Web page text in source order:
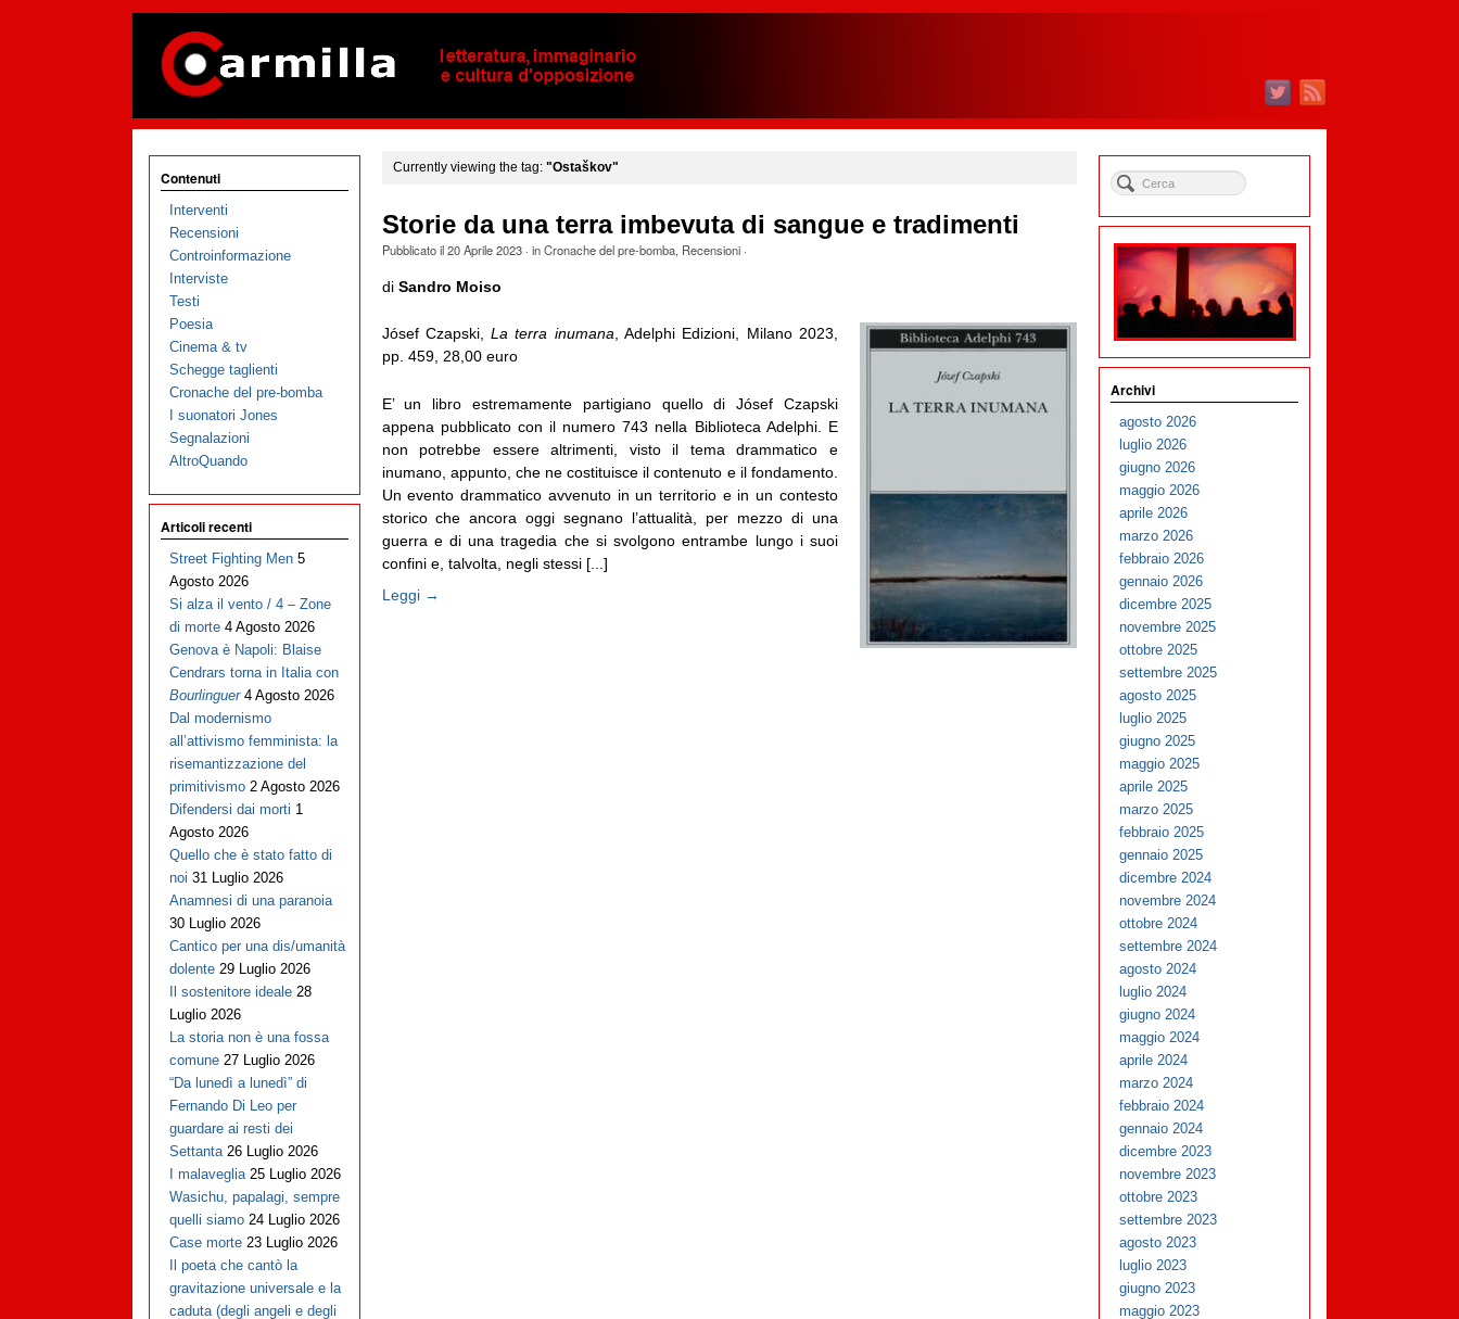
Currently viewing the tag: "Ostaškov"
Storie da una terra imbevuta di sangue e tradimenti
Pubblicato il20 Aprile 2023· inCronache del pre-bomba, Recensioni·
di Sandro Moiso
Jósef Czapski,La terra inumana , Adelphi Edizioni, Milano 2023,
pp. 459, 28,00 euro
E’ un libro estremamente partigiano quello di Jósef Czapski
appena pubblicato con il numero 743 nella Biblioteca Adelphi. E
non potrebbe essere altrimenti, visto il tema drammatico e
inumano, appunto, che ne costituisce il contenuto e il fondamento.
Un evento drammatico avvenuto in un territorio e in un contesto
storico che ancora oggi segnano l’attualità, per mezzo di una
guerra e di una tragedia che si svolgono entrambe lungo i suoi
confini e, talvolta, negli stessi [...]
Leggi →
Contenuti
Interventi
Recensioni
Controinformazione
Interviste
Testi
Poesia
Cinema & tv
Schegge taglienti
Cronache del pre-bomba
I suonatori Jones
Segnalazioni
AltroQuando
Articoli recenti
Street Fighting Men 5
Agosto 2026
Si alza il vento / 4 – Zone
di morte 4 Agosto 2026
Genova è Napoli: Blaise
Cendrars torna in Italia con
Bourlinguer 4 Agosto 2026
Dal modernismo
all’attivismo femminista: la
risemantizzazione del
primitivismo 2 Agosto 2026
Difendersi dai morti 1
Agosto 2026
Quello che è stato fatto di
noi 31 Luglio 2026
Anamnesi di una paranoia
30 Luglio 2026
Cantico per una dis/umanità
dolente 29 Luglio 2026
Il sostenitore ideale 28
Luglio 2026
La storia non è una fossa
comune 27 Luglio 2026
“Da lunedì a lunedì” di
Fernando Di Leo per
guardare ai resti dei
Settanta 26 Luglio 2026
I malaveglia 25 Luglio 2026
Wasichu, papalagi, sempre
quelli siamo 24 Luglio 2026
Case morte 23 Luglio 2026
Il poeta che cantò la
gravitazione universale e la
caduta (degli angeli e degli
Archivi
agosto 2026
luglio 2026
giugno 2026
maggio 2026
aprile 2026
marzo 2026
febbraio 2026
gennaio 2026
dicembre 2025
novembre 2025
ottobre 2025
settembre 2025
agosto 2025
luglio 2025
giugno 2025
maggio 2025
aprile 2025
marzo 2025
febbraio 2025
gennaio 2025
dicembre 2024
novembre 2024
ottobre 2024
settembre 2024
agosto 2024
luglio 2024
giugno 2024
maggio 2024
aprile 2024
marzo 2024
febbraio 2024
gennaio 2024
dicembre 2023
novembre 2023
ottobre 2023
settembre 2023
agosto 2023
luglio 2023
giugno 2023
maggio 2023